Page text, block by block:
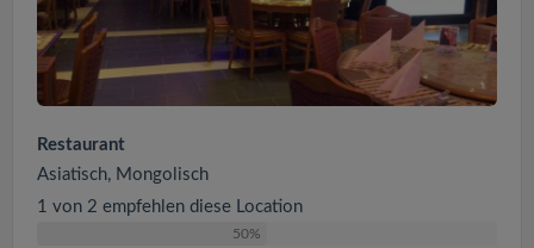
Restaurant
Asiatisch, Mongolisch
1 von 2 empfehlen diese Location
50%